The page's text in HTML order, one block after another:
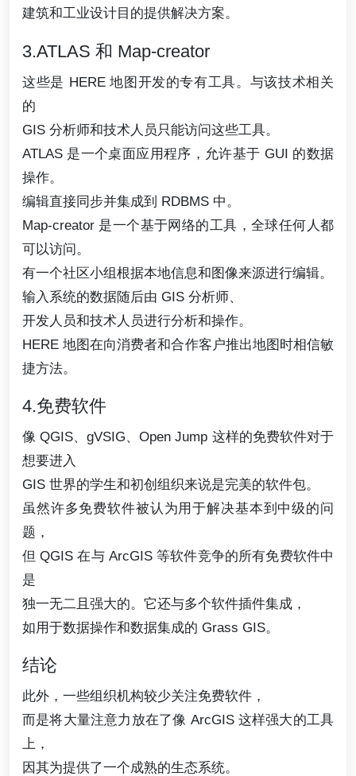
建筑和工业设计目的提供解决方案。
3.ATLAS 和 Map-creator
这些是 HERE 地图开发的专有工具。与该技术相关
的
GIS 分析师和技术人员只能访问这些工具。
ATLAS 是一个桌面应用程序，允许基于 GUI 的数据
操作。
编辑直接同步并集成到 RDBMS 中。
Map-creator 是一个基于网络的工具，全球任何人都
可以访问。
有一个社区小组根据本地信息和图像来源进行编辑。
输入系统的数据随后由 GIS 分析师、
开发人员和技术人员进行分析和操作。
HERE 地图在向消费者和合作客户推出地图时相信敏
捷方法。
4.免费软件
像 QGIS、gVSIG、Open Jump 这样的免费软件对于
想要进入
GIS 世界的学生和初创组织来说是完美的软件包。
虽然许多免费软件被认为用于解决基本到中级的问
题，
但 QGIS 在与 ArcGIS 等软件竞争的所有免费软件中
是
独一无二且强大的。它还与多个软件插件集成，
如用于数据操作和数据集成的 Grass GIS。
结论
此外，一些组织机构较少关注免费软件，
而是将大量注意力放在了像 ArcGIS 这样强大的工具
上，
因其为提供了一个成熟的生态系统。